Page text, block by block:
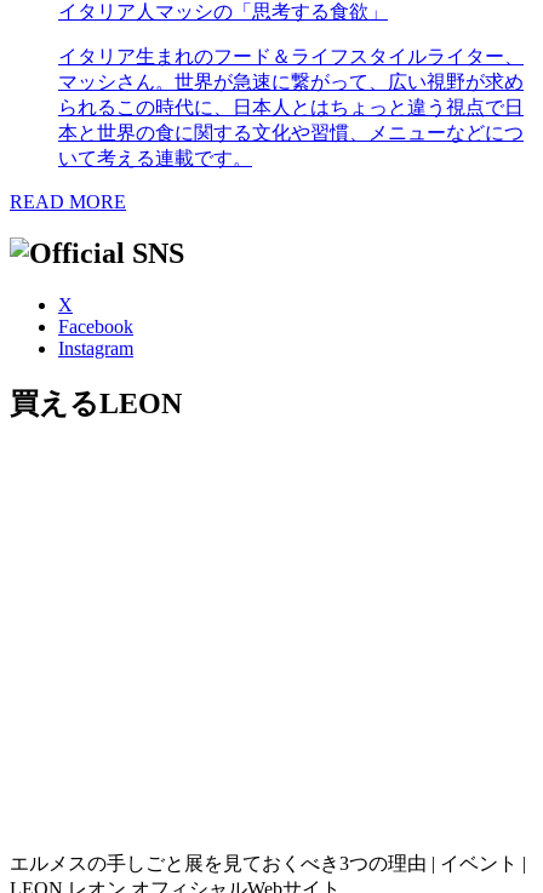
イタリア人マッシの「思考する食欲」
イタリア生まれのフード＆ライフスタイルライター、
マッシさん。世界が急速に繋がって、広い視野が求め
られるこの時代に、日本人とはちょっと違う視点で日
本と世界の食に関する文化や習慣、メニューなどにつ
いて考える連載です。
READ MORE
X
Facebook
Instagram
買えるLEON
エルメスの手しごと展を見ておくべき3つの理由 | イベント |
LEON レオン オフィシャルWebサイト